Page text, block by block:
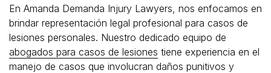
En Amanda Demanda Injury Lawyers, nos enfocamos en
brindar representación legal profesional para casos de
lesiones personales. Nuestro dedicado equipo de
abogados para casos de lesiones tiene experiencia en el
manejo de casos que involucran daños punitivos y